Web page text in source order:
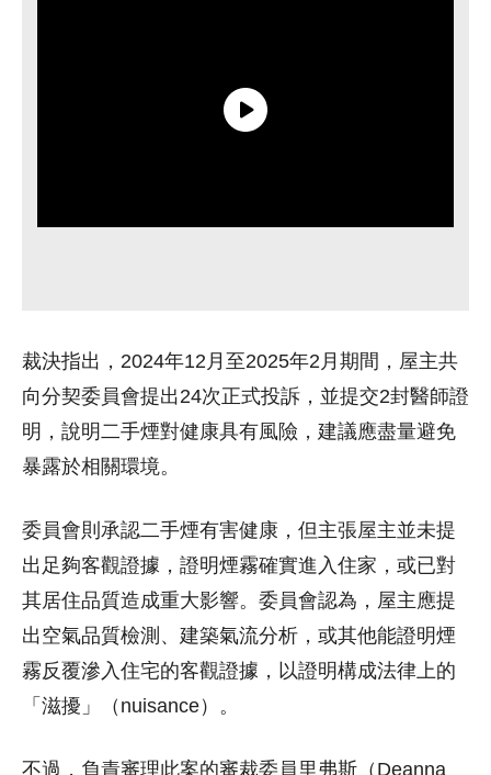
裁決指出，2024年12月至2025年2月期間，屋主共
向分契委員會提出24次正式投訴，並提交2封醫師證
明，說明二手煙對健康具有風險，建議應盡量避免
暴露於相關環境。
委員會則承認二手煙有害健康，但主張屋主並未提
出足夠客觀證據，證明煙霧確實進入住家，或已對
其居住品質造成重大影響。委員會認為，屋主應提
出空氣品質檢測、建築氣流分析，或其他能證明煙
霧反覆滲入住宅的客觀證據，以證明構成法律上的
「滋擾」（nuisance）。
不過，負責審理此案的審裁委員里弗斯（Deanna